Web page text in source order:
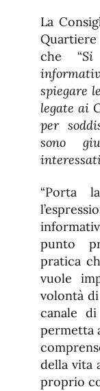
La
che “
spiegare
legate ai
per
sono
“Porta
punto
pratica
vuole
volontà
canale
permetta
della vita
proprio